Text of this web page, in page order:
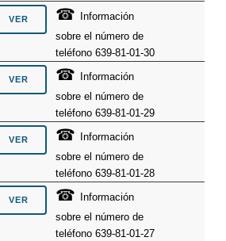
☎
Información
sobre el número de
teléfono 639-81-01-30
☎
Información
sobre el número de
teléfono 639-81-01-29
☎
Información
sobre el número de
teléfono 639-81-01-28
☎
Información
sobre el número de
teléfono 639-81-01-27